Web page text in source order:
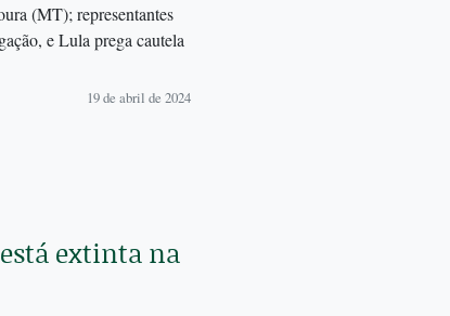
(MT); representantes
e Lula prega cautela
19 de abril de 2024
extinta na